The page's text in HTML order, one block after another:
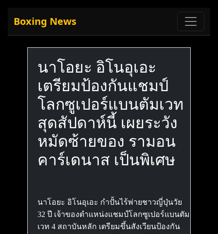
Boxing News
นาโอยะ อิโนอุเอะ
เตรียมป้องกันแชมป์
โลกซูเปอร์แบนตัมเวท
สุดสัปดาห์นี้ เผยระวัง
หมัดซ้ายของ รามอน
คาร์เดนาส เป็นพิเศษ
นาโอยะ อิโนอุเอะ กำปั้นไร้พ่ายชาวญี่ปุ่นวัย
32 ปี เจ้าของตำแหน่งแชมป์โลกซูเปอร์แบนตัม
เวท 4 สถาบันหลัก เตรียมขึ้นสังเวียนป้องกัน